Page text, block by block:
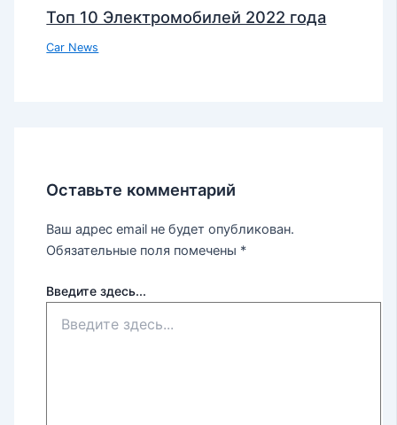
Топ 10 Электромобилей 2022 года
Car News
Оставьте комментарий
Ваш адрес email не будет опубликован.
Обязательные поля помечены *
Введите здесь...